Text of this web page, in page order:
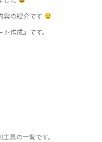
容の紹介です
作成』です。
具の一覧です。